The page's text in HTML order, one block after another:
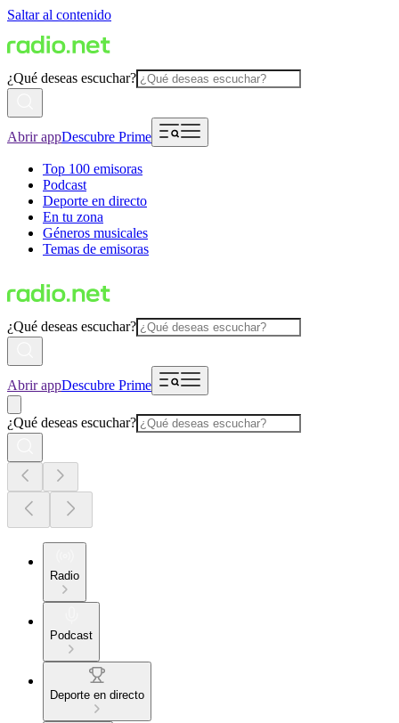
Saltar al contenido
¿Qué deseas escuchar?
Abrir appDescubre Prime
Top 100 emisoras
Podcast
Deporte en directo
En tu zona
Géneros musicales
Temas de emisoras
¿Qué deseas escuchar?
Abrir appDescubre Prime
¿Qué deseas escuchar?
Radio
Podcast
Deporte en directo